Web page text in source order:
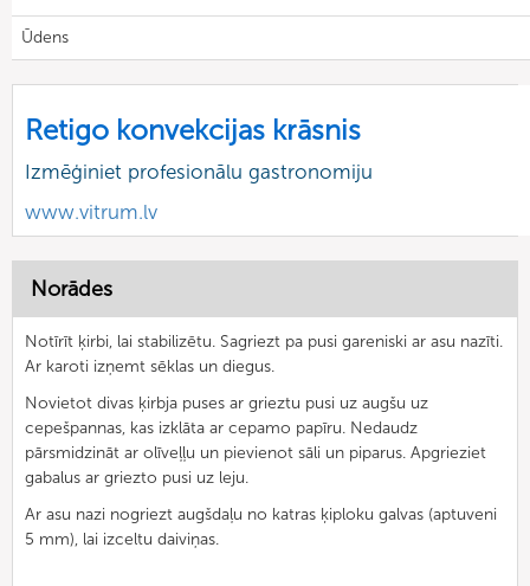
Ūdens
Retigo konvekcijas krāsnis
Izmēģiniet profesionālu gastronomiju
www.vitrum.lv
Norādes
Notīrīt ķirbi, lai stabilizētu. Sagriezt pa pusi gareniski ar asu nazīti.
Ar karoti izņemt sēklas un diegus.
Novietot divas ķirbja puses ar grieztu pusi uz augšu uz
cepešpannas, kas izklāta ar cepamo papīru. Nedaudz
pārsmidzināt ar olīveļļu un pievienot sāli un piparus. Apgrieziet
gabalus ar griezto pusi uz leju.
Ar asu nazi nogriezt augšdaļu no katras ķiploku galvas (aptuveni
5 mm), lai izceltu daiviņas.